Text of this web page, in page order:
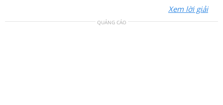
Xem lời giải
QUẢNG CÁO